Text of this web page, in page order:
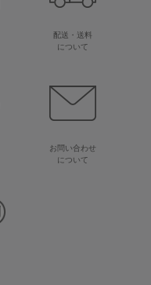
配送・送料
について
お問い合わせ
について